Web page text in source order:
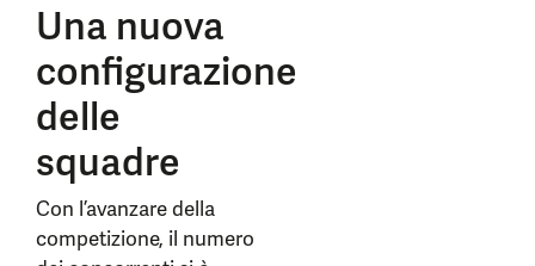
Una nuova
configurazione
delle
squadre
Con l’avanzare della
competizione, il numero